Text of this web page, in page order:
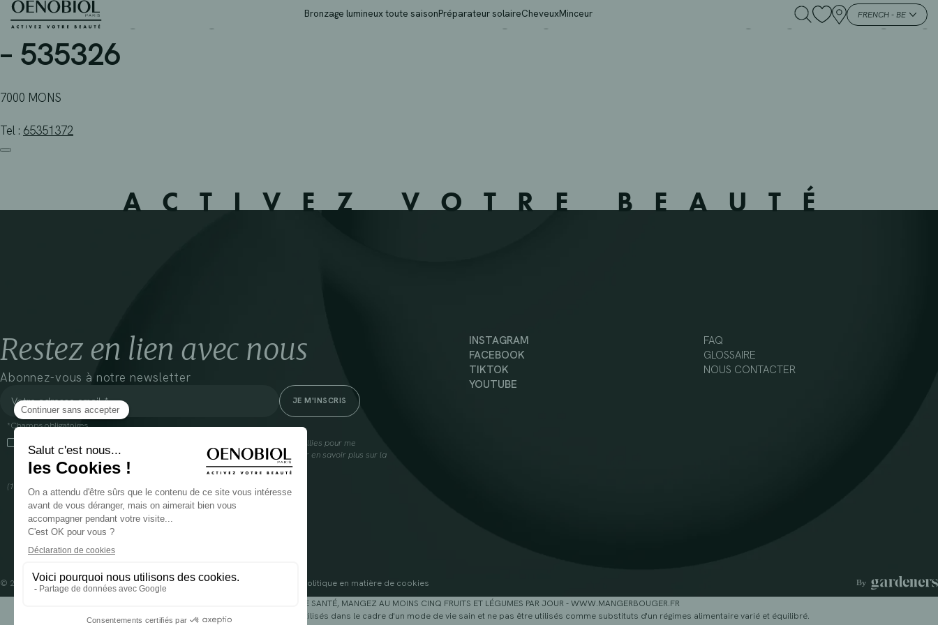
Skip
Bronzage lumineux toute saisonPréparateur solaireCheveuxMinceur FRENCH - BE
PHARMACIE MULTIPHARMA 544 – MONS – 535326 – MONS – – MONS
– 535326
7000 MONS
Tel : 65351372
ACTIVEZ VOTRE BEAUTÉ
Restez en lien avec nous
Abonnez-vous à notre newsletter
*Champs obligatoires
En cliquant sur cette case, j’accepte que Cooper(1) traite les données recueillies pour me
communiquer des informations commerciales sur ses produits et offres. Pour en savoir plus sur la
gestion de vos données et vos droits, rendez-vousici
(1) Coopération pharmaceutique Française, RCS Melun 399 227 636
INSTAGRAM
FACEBOOK
TIKTOK
YOUTUBE
FAQ
GLOSSAIRE
NOUS CONTACTER
© 2024 OENOBIOL PARISMentions légalesConditions Générales d’Utilisation
Politique en matière de cookies
POUR VOTRE SANTÉ, MANGEZ AU MOINS CINQ FRUITS ET LÉGUMES PAR JOUR - WWW.MANGERBOUGER.FR
Les complément alimentaires doivent être utilisés dans le cadre d'un mode de vie sain et ne pas être utilisés comme substituts d'un régimes alimentaire varié et équilibré.